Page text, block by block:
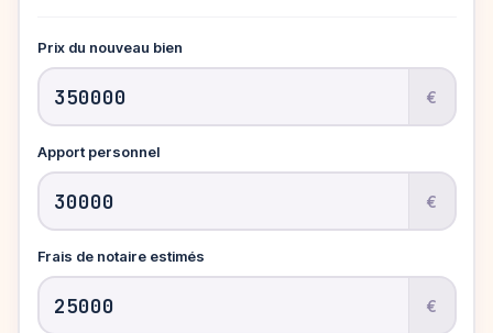
Prix du nouveau bien
€
Apport personnel
€
Frais de notaire estimés
€